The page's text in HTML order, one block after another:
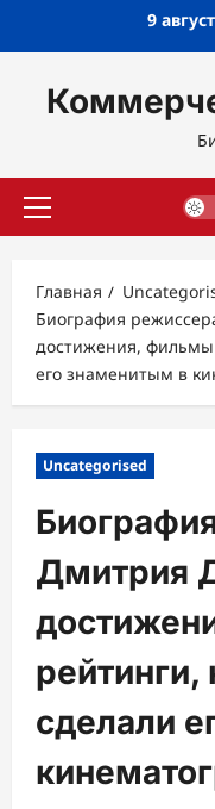
9
Основное
Главная
Биография
достижения, фильмы
его знаменитым в
Uncategorised
Дмитрия
рейтинги,
сделали